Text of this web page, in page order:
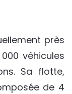
près
véhicules
Sa flotte,
de 4